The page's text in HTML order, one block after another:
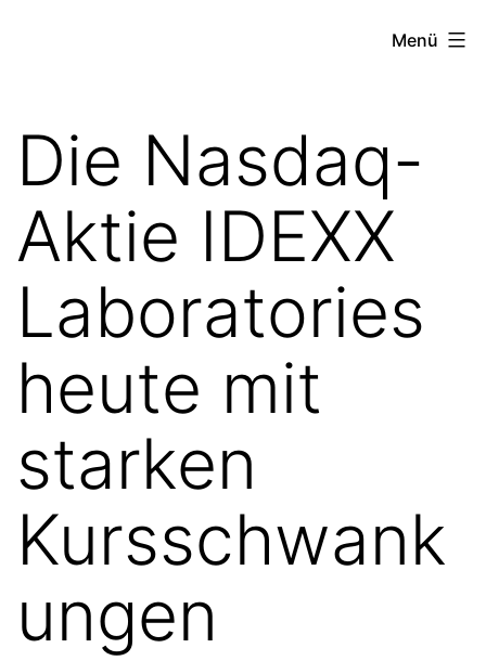
project
Menü
Die Nasdaq-
Aktie IDEXX
Laboratories
heute mit
starken
Kursschwank
ungen